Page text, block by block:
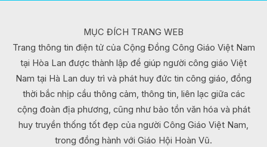
MỤC ĐÍCH TRANG WEB
Trang thông tin điện tử của Cộng Đồng Công Giáo Việt Nam
tại Hòa Lan được thành lập để giúp người công giáo Việt
Nam tại Hà Lan duy trì và phát huy đức tin công giáo, đồng
thời bắc nhịp cầu thông cảm, thông tin, liên lạc giữa các
cộng đoàn địa phương, cũng như bảo tồn văn hóa và phát
huy truyền thống tốt đẹp của người Công Giáo Việt Nam,
trong đồng hành với Giáo Hội Hoàn Vũ.